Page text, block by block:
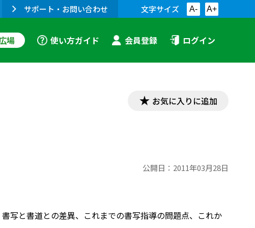
サポート・お問い合わせ 文字サイズ A- A+
場 使い方ガイド 会員登録 ログイン
お気に入りに追加
公開日： 2011年03月28日
写と書道との差異、これまでの書写指導の問題点、これか